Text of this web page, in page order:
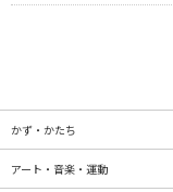
かず・かたち
アート・音楽・運動